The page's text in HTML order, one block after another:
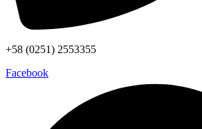
+58 (0251) 2553355
Facebook